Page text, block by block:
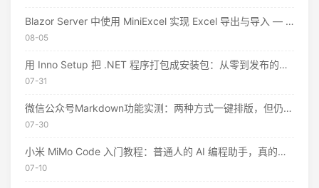
Blazor Server 中使用 MiniExcel 实现 Excel 导出与导入 — 实战教程
08-05
用 Inno Setup 把 .NET 程序打包成安装包：从零到发布的完整指南
07-31
微信公众号Markdown功能实测：两种方式一键排版，但仍有这些限制
07-30
小米 MiMo Code 入门教程：普通人的 AI 编程助手，真的不用花钱
07-10